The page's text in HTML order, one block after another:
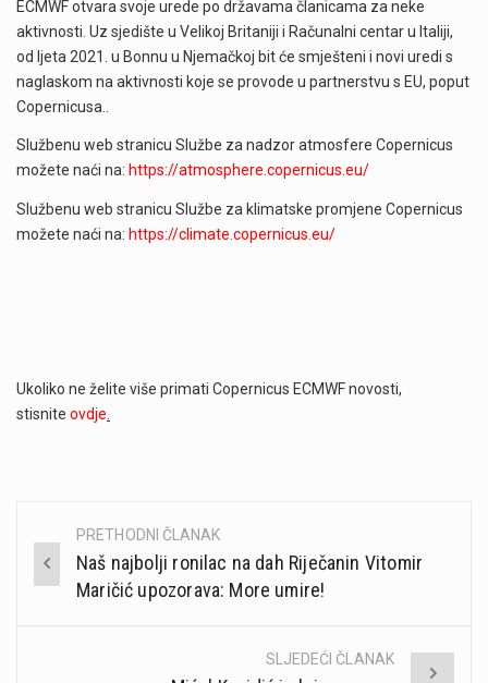
ECMWF otvara svoje urede po državama članicama za neke
aktivnosti. Uz sjedište u Velikoj Britaniji i Računalni centar u Italiji,
od ljeta 2021. u Bonnu u Njemačkoj bit će smješteni i novi uredi s
naglaskom na aktivnosti koje se provode u partnerstvu s EU, poput
Copernicusa..
Službenu web stranicu Službe za nadzor atmosfere Copernicus
možete naći na: https://atmosphere.copernicus.eu/
Službenu web stranicu Službe za klimatske promjene Copernicus
možete naći na: https://climate.copernicus.eu/
Ukoliko ne želite više primati Copernicus ECMWF novosti,
stisnite ovdje
Post
navigation
PRETHODNI ČLANAK
Naš najbolji ronilac na dah Riječanin Vitomir
Maričić upozorava: More umire!
SLJEDEĆI ČLANAK